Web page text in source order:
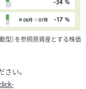
型）を参照原資産とする株価
い。